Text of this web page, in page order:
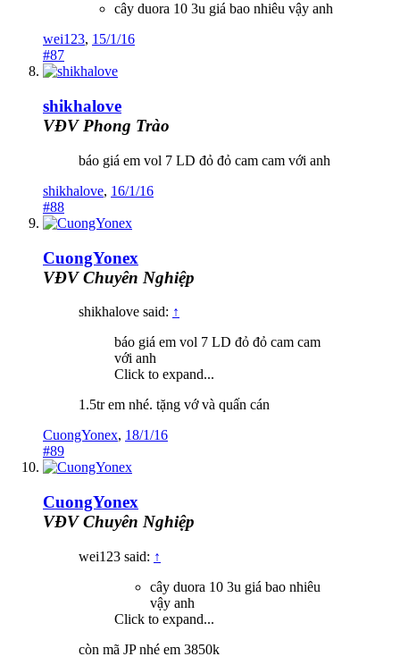
cây duora 10 3u giá bao nhiêu vậy anh
wei123, 15/1/16
#87
shikhalove
VĐV Phong Trào
báo giá em vol 7 LD đỏ đỏ cam cam với anh
shikhalove, 16/1/16
#88
CuongYonex
VĐV Chuyên Nghiệp
shikhalove said: ↑
báo giá em vol 7 LD đỏ đỏ cam cam
với anh
Click to expand...
1.5tr em nhé. tặng vớ và quấn cán
CuongYonex, 18/1/16
#89
CuongYonex
VĐV Chuyên Nghiệp
wei123 said: ↑
cây duora 10 3u giá bao nhiêu
vậy anh
Click to expand...
còn mã JP nhé em 3850k